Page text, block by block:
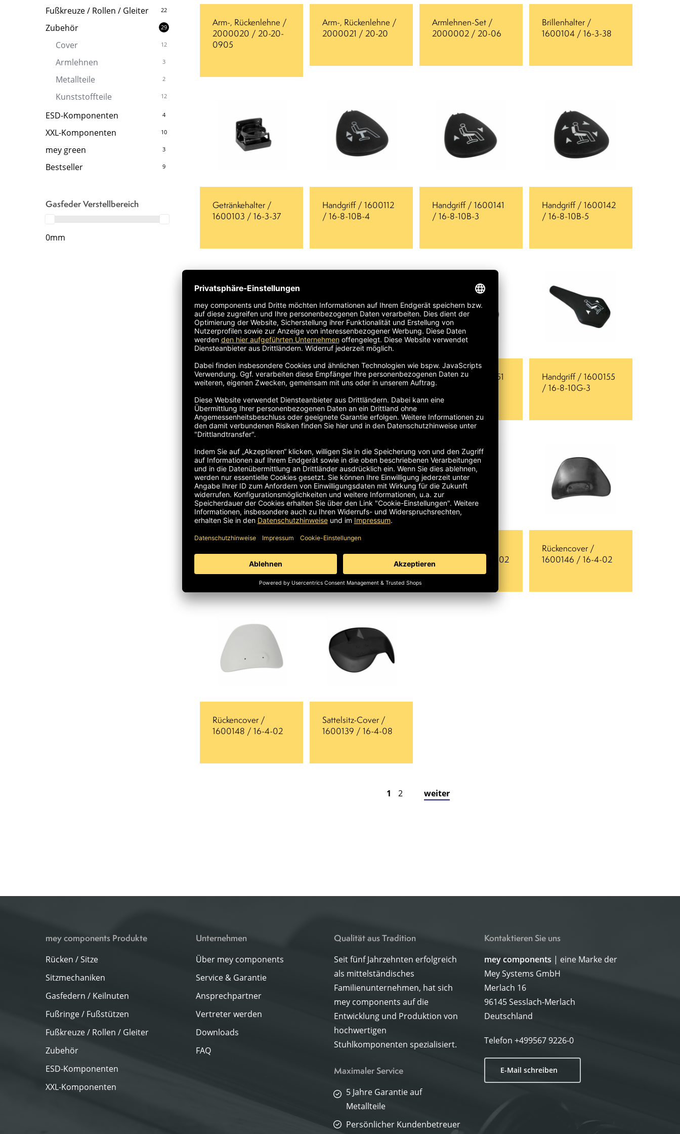
Fußkreuze / Rollen / Gleiter 22
Zubehör 29
Cover 12
Armlehnen 3
Metallteile 2
Kunststoffteile 12
ESD-Komponenten 4
XXL-Komponenten 10
mey green 3
Bestseller 9
Gasfeder Verstellbereich
0mm
Arm-, Rückenlehne /
2000020 / 20-20-
0905
Arm-, Rückenlehne /
2000021 / 20-20
Armlehnen-Set /
2000002 / 20-06
Brillenhalter /
1600104 / 16-3-38
Getränkehalter /
1600103 / 16-3-37
Handgriff / 1600112
/ 16-8-10B-4
Handgriff / 1600141
/ 16-8-10B-3
Handgriff / 1600142
/ 16-8-10B-5
Handgriff / 1600143
/ 16-8-10G-1
Handgriff / 1600145
/ 16-8-10B-1
Handgriff / 1600151
/ 16-8-10G-4-I
Handgriff / 1600155
/ 16-8-10G-3
/ 16-8-10G-1-III
/ 16-8-10G-5-III
1900022 / 19-3-002
Rückencover /
1600146 / 16-4-02
Rückencover /
1600148 / 16-4-02
Sattelsitz-Cover /
1600139 / 16-4-08
1 2 weiter
mey components Produkte
Rücken / Sitze
Sitzmechaniken
Gasfedern / Keilnuten
Fußringe / Fußstützen
Fußkreuze / Rollen / Gleiter
Zubehör
ESD-Komponenten
XXL-Komponenten
Unternehmen
Über mey components
Service & Garantie
Ansprechpartner
Vertreter werden
Downloads
FAQ
Qualität aus Tradition
Seit fünf Jahrzehnten erfolgreich
als mittelständisches
Familienunternehmen, hat sich
mey components auf die
Entwicklung und Produktion von
hochwertigen
Stuhlkomponenten spezialisiert.
Maximaler Service
5 Jahre Garantie auf
Metallteile
Persönlicher Kundenbetreuer
Kontaktieren Sie uns
mey components | eine Marke der
Mey Systems GmbH
Merlach 16
96145 Sesslach-Merlach
Deutschland
Telefon+499567 9226-0
E-Mail schreiben